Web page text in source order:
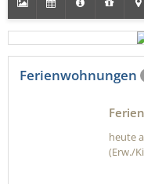
Ferienwohnungen
heute
(Erw./